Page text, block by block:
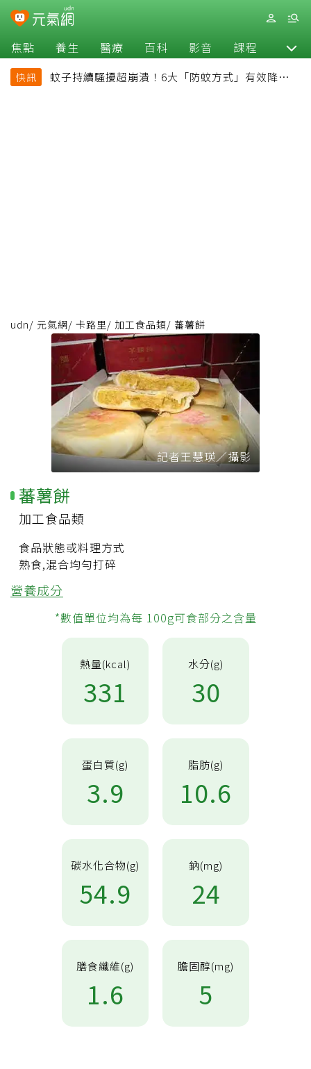
焦點 養生 醫療 百科 影音 課程 退休
快訊
蚊子持續騷擾超崩潰！6大「防蚊方式」有效降低被
udn/ 元氣網/ 卡路里/ 加工食品類/ 蕃薯餅
記者王慧瑛／攝影
蕃薯餅
加工食品類
食品狀態或料理方式
熟食,混合均勻打碎
營養成分
*數值單位均為每 100g可食部分之含量
熱量(kcal)
331
水分(g)
30
蛋白質(g)
3.9
脂肪(g)
10.6
碳水化合物(g)
54.9
鈉(mg)
24
膳食纖維(g)
1.6
膽固醇(mg)
5